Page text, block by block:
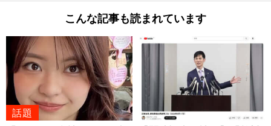
こんな記事も読まれています
話題